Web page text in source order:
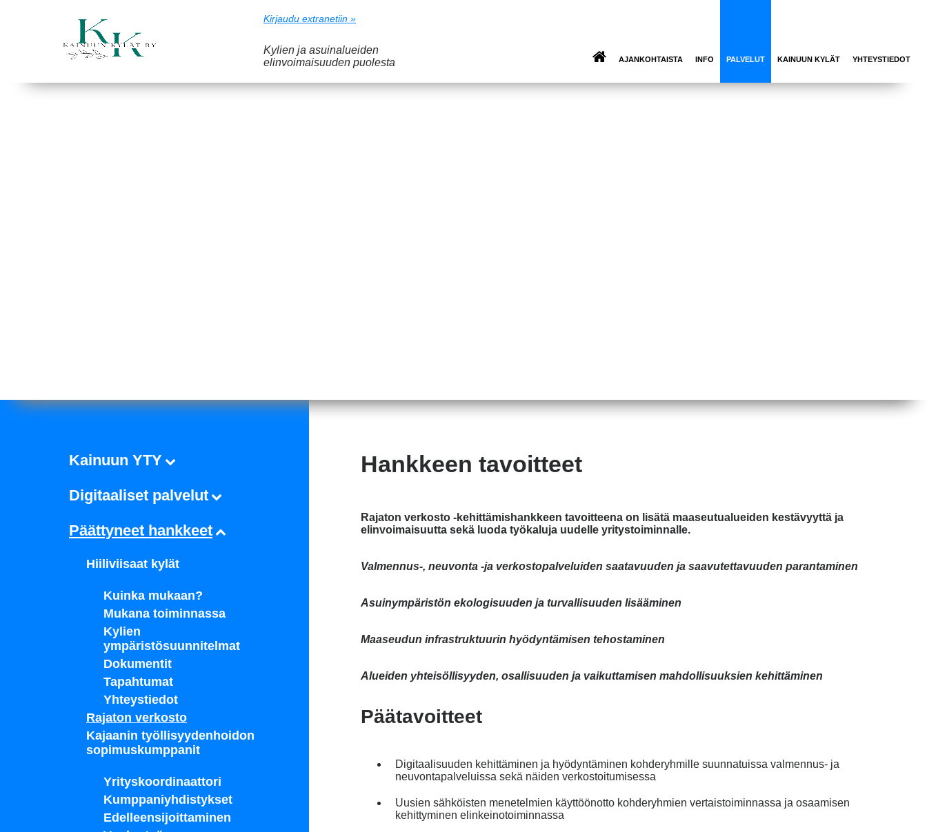
Kirjaudu extranetiin »
Kylien ja asuinalueiden
elinvoimaisuuden puolesta
AJANKOHTAISTA INFO PALVELUT KAINUUN KYLÄT YHTEYSTIEDOT
Kainuun YTY
Digitaaliset palvelut
Päättyneet hankkeet
Hiiliviisaat kylät
Kuinka mukaan?
Mukana toiminnassa
Kylien
ympäristösuunnitelmat
Dokumentit
Tapahtumat
Yhteystiedot
Rajaton verkosto
Kajaanin työllisyydenhoidon
sopimuskumppanit
Yrityskoordinaattori
Kumppaniyhdistykset
Edelleensijoittaminen
Hankkeen tavoitteet
Rajaton verkosto -kehittämishankkeen tavoitteena on lisätä maaseutualueiden kestävyyttä ja
elinvoimaisuutta sekä luoda työkaluja uudelle yritystoiminnalle.
Valmennus-, neuvonta -ja verkostopalveluiden saatavuuden ja saavutettavuuden parantaminen
Asuinympäristön ekologisuuden ja turvallisuuden lisääminen
Maaseudun infrastruktuurin hyödyntämisen tehostaminen
Alueiden yhteisöllisyyden, osallisuuden ja vaikuttamisen mahdollisuuksien kehittäminen
Päätavoitteet
Digitaalisuuden kehittäminen ja hyödyntäminen kohderyhmille suunnatuissa valmennus- ja
neuvontapalveluissa sekä näiden verkostoitumisessa
Uusien sähköisten menetelmien käyttöönotto kohderyhmien vertaistoiminnassa ja osaamisen
kehittyminen elinkeinotoiminnassa